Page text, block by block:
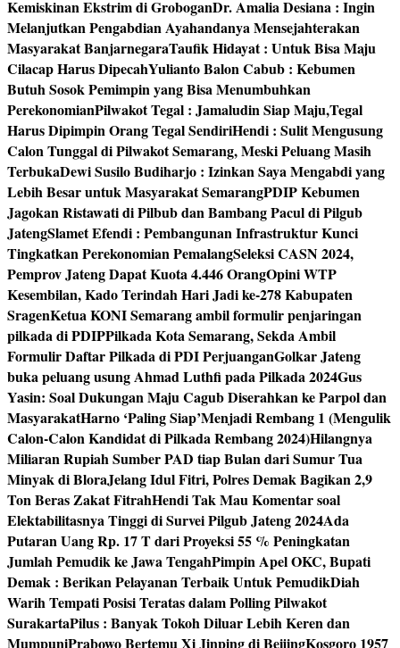
Kemiskinan Ekstrim di GroboganDr. Amalia Desiana : Ingin
Melanjutkan Pengabdian Ayahandanya Mensejahterakan
Masyarakat BanjarnegaraTaufik Hidayat : Untuk Bisa Maju
Cilacap Harus DipecahYulianto Balon Cabub : Kebumen
Butuh Sosok Pemimpin yang Bisa Menumbuhkan
PerekonomianPilwakot Tegal : Jamaludin Siap Maju,Tegal
Harus Dipimpin Orang Tegal SendiriHendi : Sulit Mengusung
Calon Tunggal di Pilwakot Semarang, Meski Peluang Masih
TerbukaDewi Susilo Budiharjo : Izinkan Saya Mengabdi yang
Lebih Besar untuk Masyarakat SemarangPDIP Kebumen
Jagokan Ristawati di Pilbub dan Bambang Pacul di Pilgub
JatengSlamet Efendi : Pembangunan Infrastruktur Kunci
Tingkatkan Perekonomian PemalangSeleksi CASN 2024,
Pemprov Jateng Dapat Kuota 4.446 OrangOpini WTP
Kesembilan, Kado Terindah Hari Jadi ke-278 Kabupaten
SragenKetua KONI Semarang ambil formulir penjaringan
pilkada di PDIPPilkada Kota Semarang, Sekda Ambil
Formulir Daftar Pilkada di PDI PerjuanganGolkar Jateng
buka peluang usung Ahmad Luthfi pada Pilkada 2024Gus
Yasin: Soal Dukungan Maju Cagub Diserahkan ke Parpol dan
MasyarakatHarno ‘Paling Siap’Menjadi Rembang 1 (Mengulik
Calon-Calon Kandidat di Pilkada Rembang 2024)Hilangnya
Miliaran Rupiah Sumber PAD tiap Bulan dari Sumur Tua
Minyak di BloraJelang Idul Fitri, Polres Demak Bagikan 2,9
Ton Beras Zakat FitrahHendi Tak Mau Komentar soal
Elektabilitasnya Tinggi di Survei Pilgub Jateng 2024Ada
Putaran Uang Rp. 17 T dari Proyeksi 55 % Peningkatan
Jumlah Pemudik ke Jawa TengahPimpin Apel OKC, Bupati
Demak : Berikan Pelayanan Terbaik Untuk PemudikDiah
Warih Tempati Posisi Teratas dalam Polling Pilwakot
SurakartaPilus : Banyak Tokoh Diluar Lebih Keren dan
MumpuniPrabowo Bertemu Xi Jinping di BeijingKosgoro 1957